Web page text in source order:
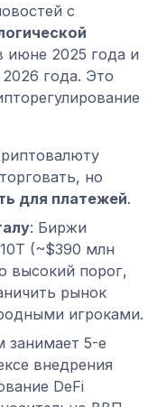
с
июне 2025 года и
года. Это
но
для платежей.
: Биржи
(~$390 млн
высокий порог,
рынок
игроками.
занимает 5-е
внедрения
DeFi